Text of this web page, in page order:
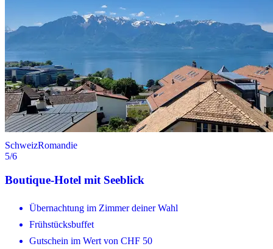
SchweizRomandie
5/6
Boutique-Hotel mit Seeblick
Übernachtung im Zimmer deiner Wahl
Frühstücksbuffet
Gutschein im Wert von CHF 50